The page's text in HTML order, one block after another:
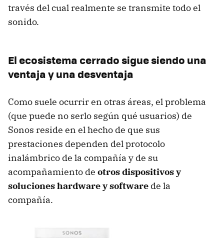
través del cual realmente se transmite todo el
sonido.
El ecosistema cerrado sigue siendo una
ventaja y una desventaja
Como suele ocurrir en otras áreas, el problema
(que puede no serlo según qué usuarios) de
Sonos reside en el hecho de que sus
prestaciones dependen del protocolo
inalámbrico de la compañía y de su
acompañamiento de otros dispositivos y
soluciones hardware y software de la
compañía.